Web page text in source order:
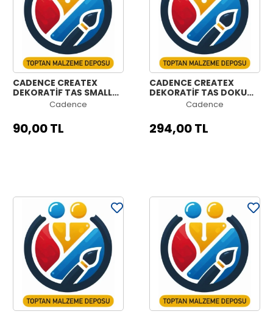
CADENCE CREATEX
DEKORATİF TAŞ SMALL
Cadence
90,00 TL
CADENCE CREATEX
DEKORATİF TAŞ DOKU
TOZU 1000 ML
Cadence
294,00 TL